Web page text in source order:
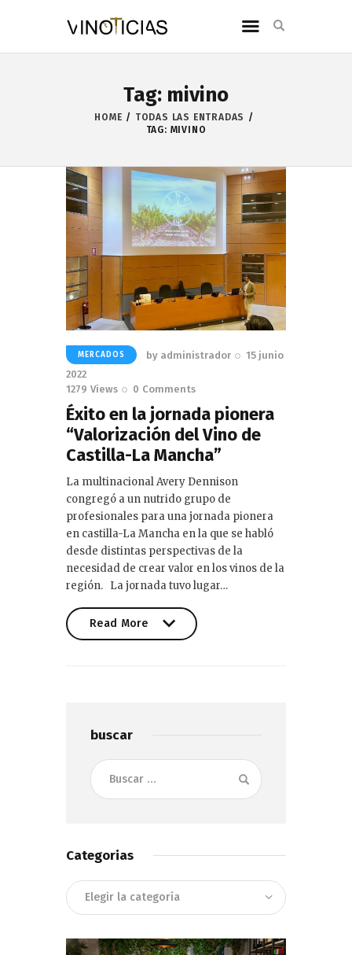
Tag: mivino
HOME
TODAS LAS ENTRADAS
TAG: MIVINO
MERCADOS by administrador
15 junio
2022
1279 Views 0 Comments
Éxito en la jornada pionera
“Valorización del Vino de
Castilla-La Mancha”
La multinacional Avery Dennison
congregó a un nutrido grupo de
profesionales para una jornada pionera
en castilla-La Mancha en la que se habló
desde distintas perspectivas de la
necesidad de crear valor en los vinos de la
región. La jornada tuvo lugar…
Read More
buscar
Buscar:
Categorias
Categorias